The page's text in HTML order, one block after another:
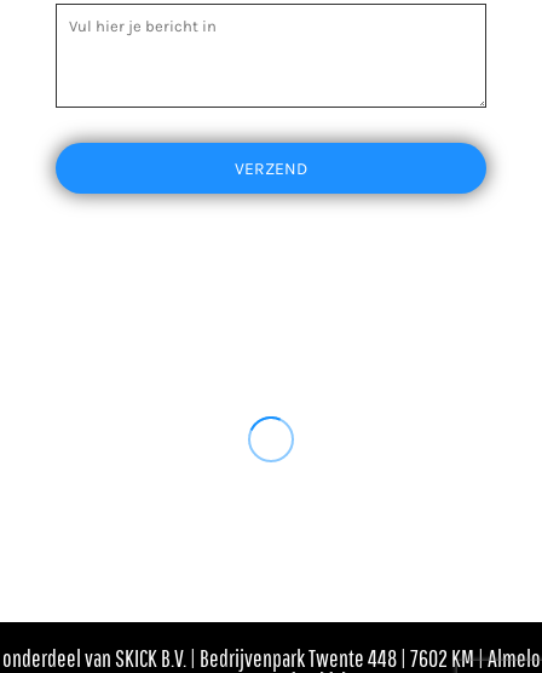
VERZEND
onderdeel van SKICK B.V. | Bedrijvenpark Twente 448 | 7602 KM | Almelo